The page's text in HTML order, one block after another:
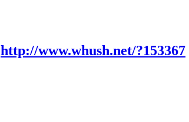
http://www.whush.net/?153367